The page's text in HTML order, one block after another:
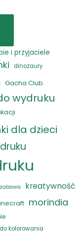
i przyjaciele
dinozaury
Gacha Club
wydruku
dla dzieci
kreatywność
morindia
kolorowania